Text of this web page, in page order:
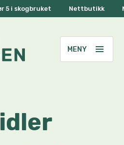
5 i skogbruket Nettbutikk